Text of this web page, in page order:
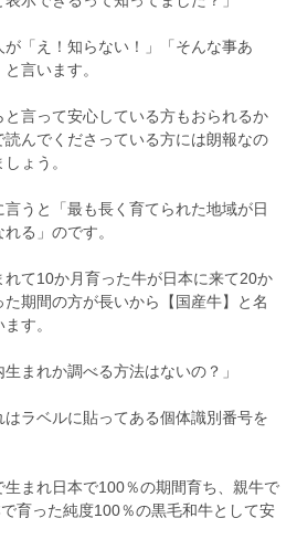
「え！知らない！」「そんな事あ
言います。
言って安心している方もおられるか
んでくださっている方には朗報なの
ょう。
うと「最も長く育てられた地域が日
る」のです。
て10か月育った牛が日本に来て20か
期間の方が長いから【国産牛】と名
す。
まれか調べる方法はないの？」
ラベルに貼ってある個体識別番号を
まれ日本で100％の期間育ち、親牛で
育った純度100％の黒毛和牛として安